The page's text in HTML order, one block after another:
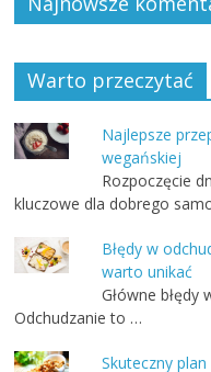
Warto przeczytać
Najlepsze
wegańskiej
Rozpoczęcie
kluczowe dla dobrego
Błędy w
warto unikać
Główne
Odchudzanie to …
Skuteczny